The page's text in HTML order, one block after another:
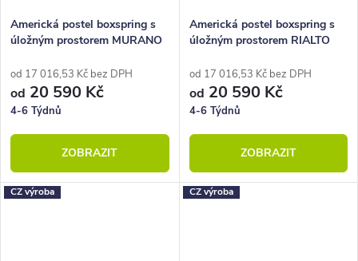
Americká postel boxspring s
úložným prostorem MURANO
od 17 016,53 Kč bez DPH
od 20 590 Kč
4-6 Týdnů
ZOBRAZIT
Americká postel boxspring s
úložným prostorem RIALTO
od 17 016,53 Kč bez DPH
od 20 590 Kč
4-6 Týdnů
ZOBRAZIT
CZ výroba CZ výroba